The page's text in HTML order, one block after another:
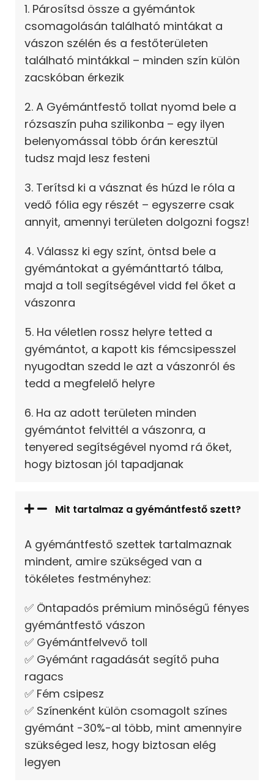
1. Párosítsd össze a gyémántok
csomagolásán található mintákat a
vászon szélén és a festőterületen
található mintákkal – minden szín külön
zacskóban érkezik
2. A Gyémántfestő tollat nyomd bele a
rózsaszín puha szilikonba – egy ilyen
belenyomással több órán keresztül
tudsz majd lesz festeni
3. Terítsd ki a vásznat és húzd le róla a
vedő fólia egy részét – egyszerre csak
annyit, amennyi területen dolgozni fogsz!
4. Válassz ki egy színt, öntsd bele a
gyémántokat a gyémánttartó tálba,
majd a toll segítségével vidd fel őket a
vászonra
5. Ha véletlen rossz helyre tetted a
gyémántot, a kapott kis fémcsipesszel
nyugodtan szedd le azt a vászonról és
tedd a megfelelő helyre
6. Ha az adott területen minden
gyémántot felvittél a vászonra, a
tenyered segítségével nyomd rá őket,
hogy biztosan jól tapadjanak
Mit tartalmaz a gyémántfestő szett?
A gyémántfestő szettek tartalmaznak
mindent, amire szükséged van a
tökéletes festményhez:
✅ Öntapadós prémium minőségű fényes
gyémántfestő vászon
✅ Gyémántfelvevő toll
✅ Gyémánt ragadását segítő puha
ragacs
✅ Fém csipesz
✅ Színenként külön csomagolt színes
gyémánt -30%-al több, mint amennyire
szükséged lesz, hogy biztosan elég
legyen